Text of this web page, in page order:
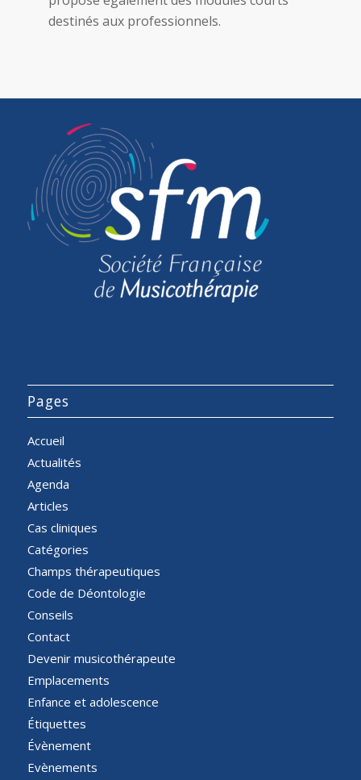
destinés aux professionnels.
Pages
Accueil
Actualités
Agenda
Articles
Cas cliniques
Catégories
Champs thérapeutiques
Code de Déontologie
Conseils
Contact
Devenir musicothérapeute
Emplacements
Enfance et adolescence
Étiquettes
Évènement
Evènements